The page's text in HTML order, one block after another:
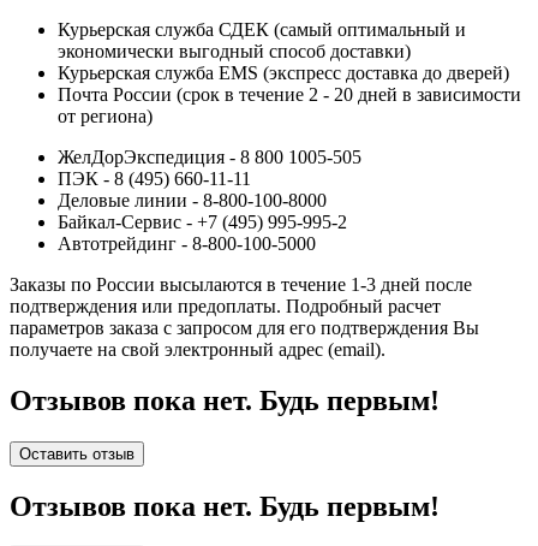
Курьерская служба СДЕК (самый оптимальный и
экономически выгодный способ доставки)
Курьерская служба EMS (экспресс доставка до дверей)
Почта России (срок в течение 2 - 20 дней в зависимости
от региона)
ЖелДорЭкспедиция - 8 800 1005-505
ПЭК - 8 (495) 660-11-11
Деловые линии - 8-800-100-8000
Байкал-Сервис - +7 (495) 995-995-2
Автотрейдинг - 8-800-100-5000
Заказы по России высылаются в течение 1-3 дней после
подтверждения или предоплаты. Подробный расчет
параметров заказа с запросом для его подтверждения Вы
получаете на свой электронный адрес (email).
Отзывов пока нет. Будь первым!
Оставить отзыв
Отзывов пока нет. Будь первым!